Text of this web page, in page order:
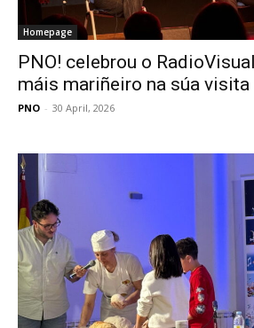
Homepage
PNO! celebrou o
máis mariñeiro na súa visita
PNO - 30 April, 2026